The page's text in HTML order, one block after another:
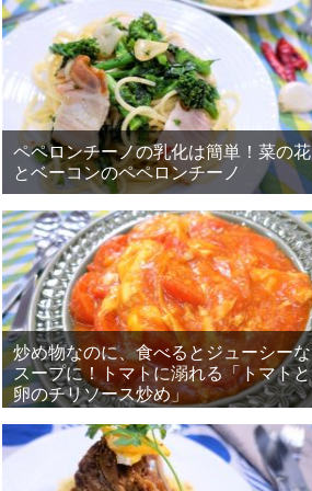
ペペロンチーノの乳化は簡単！菜の花
とベーコンのペペロンチーノ
炒め物なのに、食べるとジューシーな
スープに！トマトに溺れる「トマトと
卵のチリソース炒め」